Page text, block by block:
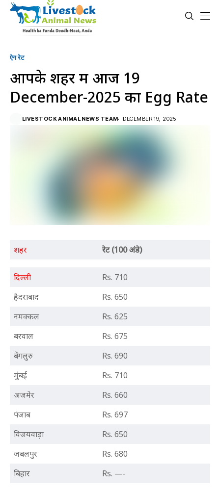
ऐग रेट
आपके शहर में आज 19
December-2025 का Egg Rate
LIVESTOCK ANIMAL NEWS TEAM DECEMBER 19, 2025
शहर रेट (100 अंडे)
दिल्ली
Rs. 710
हैदराबाद
Rs. 650
नमक्कल
Rs. 625
बरवाल
Rs. 675
बेंगलुरु
Rs. 690
मुंबई
Rs. 710
अजमेर
Rs. 660
पंजाब
Rs. 697
विजयवाड़ा
Rs. 650
जबलपुर
Rs. 680
बिहार
Rs. —-